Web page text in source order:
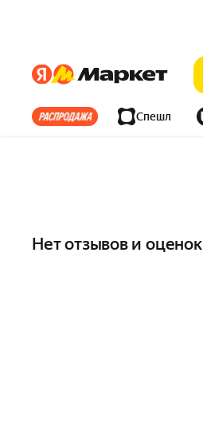
ЯндексЯндекс
Все хиты Спешл
Нет отзывов и оценок